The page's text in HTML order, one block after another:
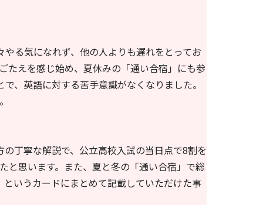
る気になれず、他の人よりも遅れをとってお
たえを感じ始め、夏休みの「通い合宿」にも参
、英語に対する苦手意識がなくなりました。
丁寧な解説で、公立高校入試の当日点で8割を
と思います。また、夏と冬の「通い合宿」で総
いうカードにまとめて記載していただけた事